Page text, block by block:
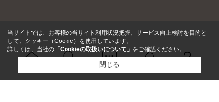
問い合せ
当サイトでは、お客様の当サイト利用状況把握、サービス向上検討を目的と
して、クッキー（Cookie）を使用しています。
詳しくは、当社の 「Cookieの取扱いについて」 をご確認ください。
閉じる